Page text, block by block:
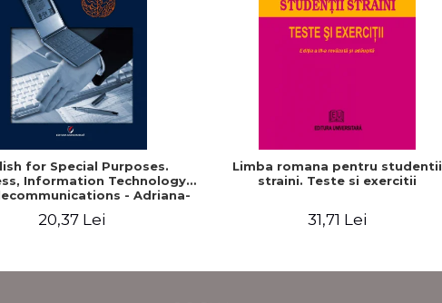
for Special Purposes.
Information Technology
- Adriana-
20,37 Lei
Limba romana pentru studentii
straini. Teste si exercitii
31,71 Lei